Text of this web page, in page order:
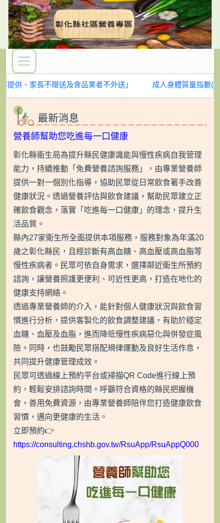
提供、家長不贈送及食品業者不外送」 成人身體質量指數
最新消息
營養師幫助您吃進每一口健康
彰化縣衛生局為提升縣民健康識能與慢性疾病自我管理
能力，持續推動「免費營養諮詢服務」，由專業營養師
提供一對一個別化指導，協助民眾從日常飲食著手改善
健康狀況。透過營養評估與飲食建議，幫助民眾建立正
確飲食觀念，落實「吃進每一口健康」的理念，提升生
活品質。
縣內27家衛生所全面提供本項服務，服務對象為年滿20
歲之彰化縣民，且經診斷有高血糖、高血壓或高血脂等
慢性疾病者。民眾可依自身需求，選擇鄰近衛生所預約
諮詢，讓營養照護更便利、可近性更高，打造在地化的
健康支持網絡。
透過專業營養師的介入，能針對個人健康狀況與飲食習
慣進行分析，提供客製化的飲食調整建議，有助於穩定
血糖、血壓及血脂，進而降低慢性疾病惡化與併發症風
險。同時，也鼓勵民眾搭配規律運動及良好生活作息，
共同提升健康管理成效。
民眾可透過線上預約平台或掃描QR Code進行線上預
約，輕鬆安排諮詢時間。呼籲符合資格的縣民把握機
會，善用免費資源，由專業營養師陪伴您打造健康飲食
習慣，邁向更健康的生活。
立即預約👉
https://consulting.chshb.gov.tw/RsuApp/RsuAppQ000